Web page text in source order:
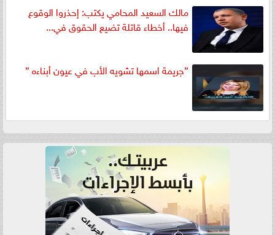
مالك السعيد المحامي يكتب: إحذروا الوقوع
فيها.. أخطاء قاتلة تضيع الحقوق في...
”جريمة اسمها تشويه الأب في عيون أبناءه ”